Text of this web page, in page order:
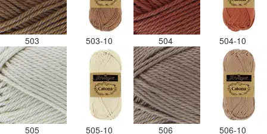
503 503-10 504 504-10
505 505-10 506 506-10